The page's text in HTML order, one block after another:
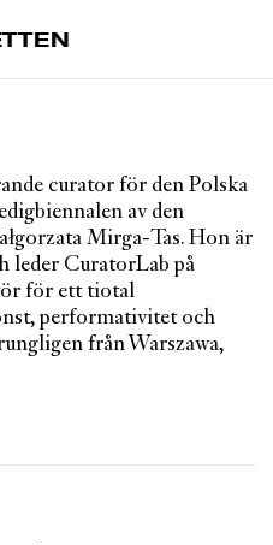
curator för den Polska
av den
Mirga-Tas. Hon är
leder CuratorLab på
för ett tiotal
performativitet och
från Warszawa,